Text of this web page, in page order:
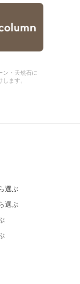
ン・天然石に
ます。
選ぶ
選ぶ